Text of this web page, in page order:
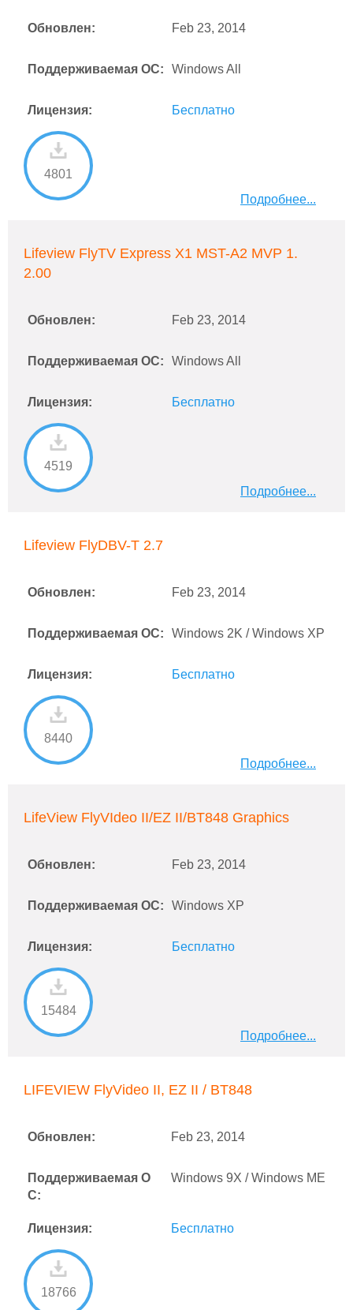
Обновлен: Feb 23, 2014
Поддерживаемая ОС: Windows All
Лицензия: Бесплатно
4801
Подробнее...
Lifeview FlyTV Express X1 MST-A2 MVP 1.
2.00
Обновлен: Feb 23, 2014
Поддерживаемая ОС: Windows All
Лицензия: Бесплатно
4519
Подробнее...
Lifeview FlyDBV-T 2.7
Обновлен: Feb 23, 2014
Поддерживаемая ОС: Windows 2K / Windows XP
Лицензия: Бесплатно
8440
Подробнее...
LifeView FlyVIdeo II/EZ II/BT848 Graphics
Обновлен: Feb 23, 2014
Поддерживаемая ОС: Windows XP
Лицензия: Бесплатно
15484
Подробнее...
LIFEVIEW FlyVideo II, EZ II / BT848
Обновлен: Feb 23, 2014
Поддерживаемая О
С:
Windows 9X / Windows ME
Лицензия: Бесплатно
18766